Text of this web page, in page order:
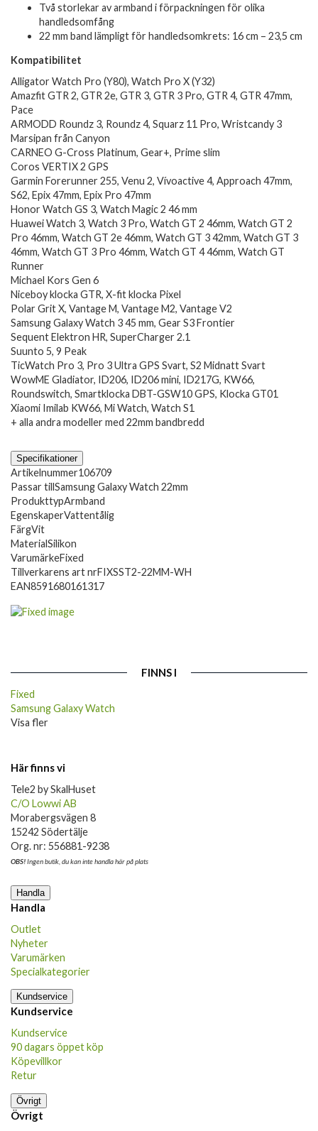
Två storlekar av armband i förpackningen för olika
handledsomfång
22 mm band lämpligt för handledsomkrets: 16 cm – 23,5 cm
Kompatibilitet
Alligator Watch Pro (Y80), Watch Pro X (Y32)
Amazfit GTR 2, GTR 2e, GTR 3, GTR 3 Pro, GTR 4, GTR 47mm,
Pace
ARMODD Roundz 3, Roundz 4, Squarz 11 Pro, Wristcandy 3
Marsipan från Canyon
CARNEO G-Cross Platinum, Gear+, Prime slim
Coros VERTIX 2 GPS
Garmin Forerunner 255, Venu 2, Vívoactive 4, Approach 47mm,
S62, Epix 47mm, Epix Pro 47mm
Honor Watch GS 3, Watch Magic 2 46 mm
Huawei Watch 3, Watch 3 Pro, Watch GT 2 46mm, Watch GT 2
Pro 46mm, Watch GT 2e 46mm, Watch GT 3 42mm, Watch GT 3
46mm, Watch GT 3 Pro 46mm, Watch GT 4 46mm, Watch GT
Runner
Michael Kors Gen 6
Niceboy klocka GTR, X-fit klocka Pixel
Polar Grit X, Vantage M, Vantage M2, Vantage V2
Samsung Galaxy Watch 3 45 mm, Gear S3 Frontier
Sequent Elektron HR, SuperCharger 2.1
Suunto 5, 9 Peak
TicWatch Pro 3, Pro 3 Ultra GPS Svart, S2 Midnatt Svart
WowME Gladiator, ID206, ID206 mini, ID217G, KW66,
Roundswitch, Smartklocka DBT-GSW10 GPS, Klocka GT01
Xiaomi Imilab KW66, Mi Watch, Watch S1
+ alla andra modeller med 22mm bandbredd
Specifikationer
Artikelnummer106709
Passar tillSamsung Galaxy Watch 22mm
ProdukttypArmband
EgenskaperVattentålig
FärgVit
MaterialSilikon
VarumärkeFixed
Tillverkarens art nrFIXSST2-22MM-WH
EAN8591680161317
FINNS I
Fixed
Samsung Galaxy Watch
Visa fler
Här finns vi
Tele2 by SkalHuset
C/O Lowwi AB
Morabergsvägen 8
15242 Södertälje
Org. nr: 556881-9238
OBS!Ingen butik, du kan inte handla här på plats
Handla
Handla
Outlet
Nyheter
Varumärken
Specialkategorier
Kundservice
Kundservice
Kundservice
90 dagars öppet köp
Köpevillkor
Retur
Övrigt
Övrigt